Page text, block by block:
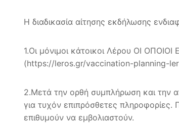
Η διαδικασία αίτησης εκδήλωσης
1.Οι μόνιμοι κάτοικοι Λέρου ΟΙ
(https://leros.gr/vaccination-planning-
2.Μετά την ορθή συμπλήρωση και την
για τυχόν επιπρόσθετες
επιθυμούν να εμβολιαστούν.